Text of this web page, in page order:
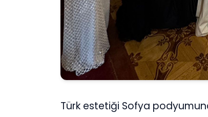
Türk estetiği Sofya